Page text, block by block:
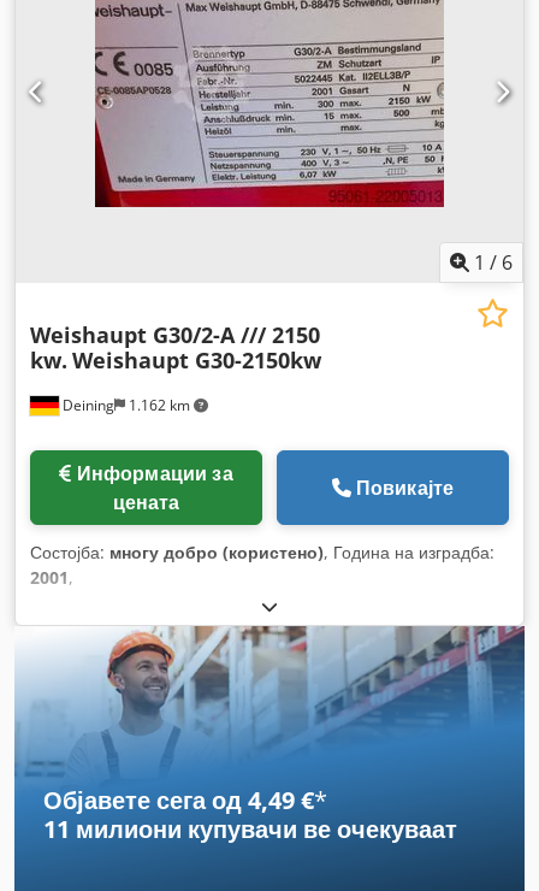
1 / 6
Deining 1.162 km
Weishaupt G30/2-A /// 2150
kw. Weishaupt G30-2150kw
цената
Повикајте
Состојба: многу добро (користено), Година на изградба:
2001,
Објавете сега од 4,49 €*
11 милиони купувачи ве очекуваат